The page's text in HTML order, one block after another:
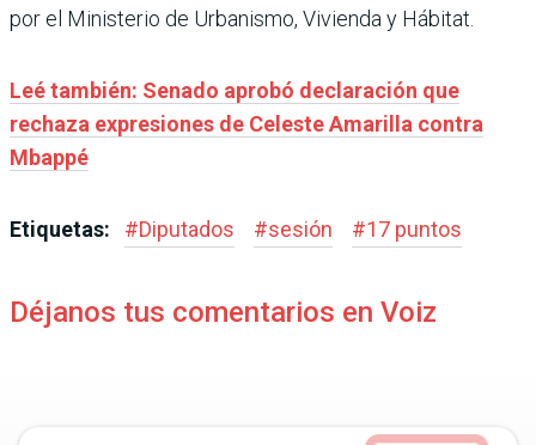
por el Ministerio de Urbanismo, Vivienda y Hábitat.
Leé también: Senado aprobó declaración que
rechaza expresiones de Celeste Amarilla contra
Mbappé
Etiquetas: #Diputados #sesión #17 puntos
Déjanos tus comentarios en Voiz